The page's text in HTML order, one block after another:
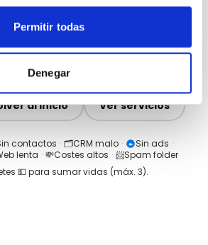
Permitir todas
Denegar
al inicio Ver servicios
contactos · 🗂️CRM malo · Sin ads ·
lenta · 💸Costes altos · 📨Spam folder
💵 para sumar vidas (máx. 3).